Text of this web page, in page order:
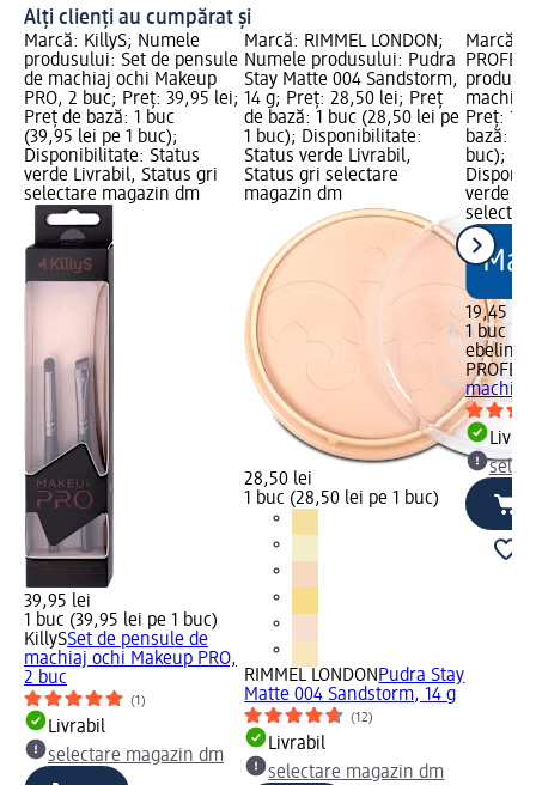
Alți clienți au cumpărat și
Marcă: KillyS; Numele
produsului: Set de pensule
de machiaj ochi Makeup
PRO, 2 buc; Preț: 39,95 lei;
Preț de bază: 1 buc
(39,95 lei pe 1 buc);
Disponibilitate: Status
verde Livrabil, Status gri
selectare magazin dm
39,95 lei
1 buc (39,95 lei pe 1 buc)
KillySSet de pensule de
machiaj ochi Makeup PRO,
2 buc
(1)
Livrabil
selectare magazin dm
Marcă: RIMMEL LONDON;
Numele produsului: Pudra
Stay Matte 004 Sandstorm,
14 g; Preț: 28,50 lei; Preț
de bază: 1 buc (28,50 lei pe
1 buc); Disponibilitate:
Status verde Livrabil,
Status gri selectare
magazin dm
28,50 lei
1 buc (28,50 lei pe 1 buc)
RIMMEL LONDONPudra Stay
Matte 004 Sandstorm, 14 g
(12)
Livrabil
selectare magazin dm
Marcă:
machiaj
Preț:
bază: 1
buc);
verde
19,45 lei
1 buc
ebelin
machiaj